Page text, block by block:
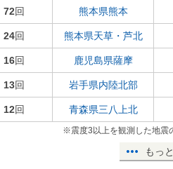
72回 熊本県熊本
24回 熊本県天草・芦北
16回 鹿児島県薩摩
13回 岩手県内陸北部
12回 青森県三八上北
※震度3以上を観測した地震
もっ